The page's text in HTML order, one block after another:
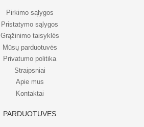
Pirkimo sąlygos
Pristatymo sąlygos
Grąžinimo taisyklės
Mūsų parduotuvės
Privatumo politika
Straipsniai
Apie mus
Kontaktai
PARDUOTUVĖS